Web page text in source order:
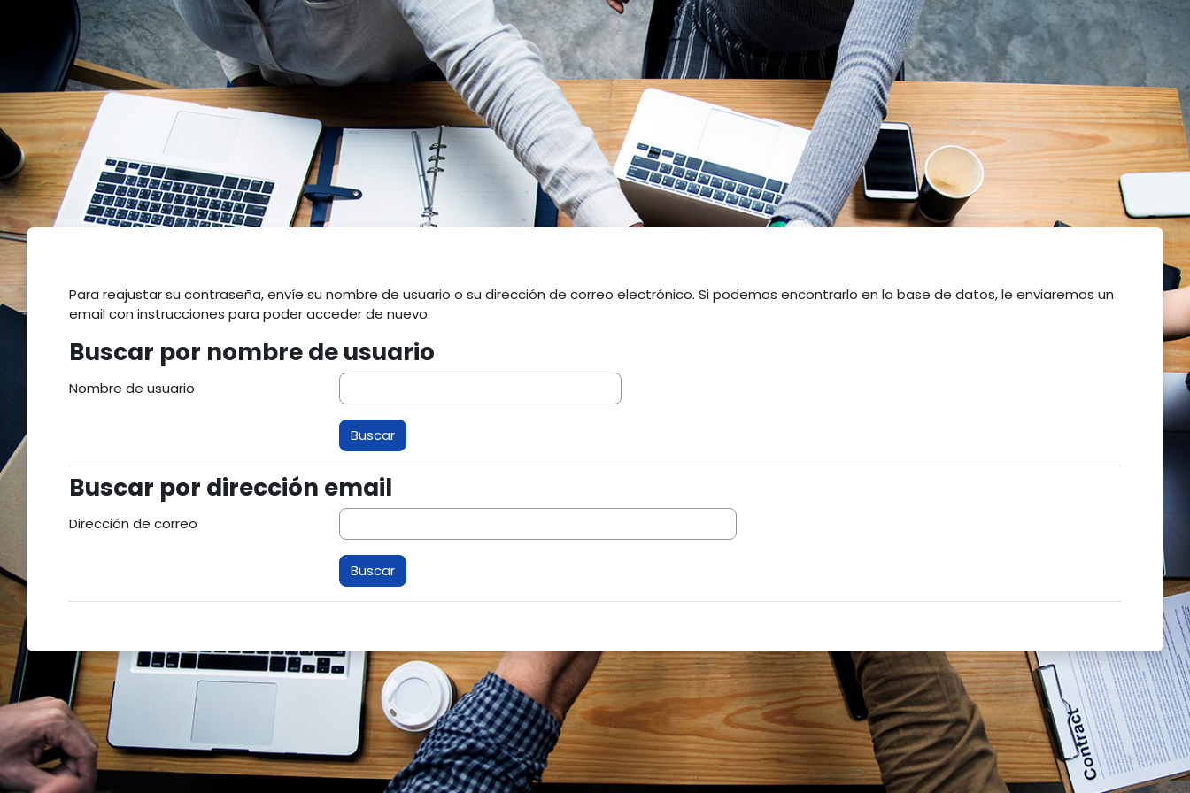
Salta al contenido principal
Para reajustar su contraseña, envíe su nombre de usuario o su dirección de correo electrónico. Si podemos encontrarlo en la base de datos, le enviaremos un
email con instrucciones para poder acceder de nuevo.
Buscar por nombre de usuario
Buscar por nombre de usuario
Nombre de usuario
Buscar por dirección email
Buscar por dirección email
Dirección de correo